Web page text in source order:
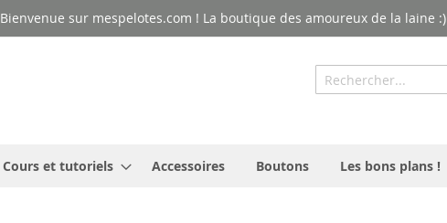
Bienvenue sur mespelotes.com ! La boutique des amoureux de la laine :)
Rechercher
Cours et tutoriels Accessoires Boutons Les bons plans !